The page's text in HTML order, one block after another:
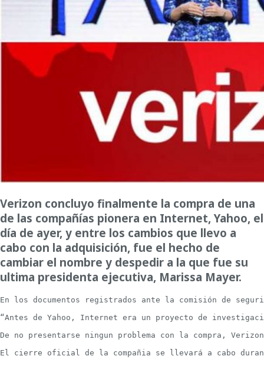
Verizon concluyo finalmente la compra de una
de las compañías pionera en Internet, Yahoo, el
día de ayer, y entre los cambios que llevo a
cabo con la adquisición, fue el hecho de
cambiar el nombre y despedir a la que fue su
ultima presidenta ejecutiva, Marissa Mayer.
En los documentos registrados ante la comisión de
“Antes de Yahoo, Internet era un proyecto de
De no presentarse ningun problema con la compra,
El cierre oficial de la compañia se llevará a cabo